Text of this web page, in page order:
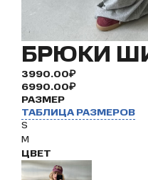
БРЮКИ
3990.00₽
6990.00₽
РАЗМЕР
ТАБЛИЦА РАЗМЕРОВ
S
M
ЦВЕТ